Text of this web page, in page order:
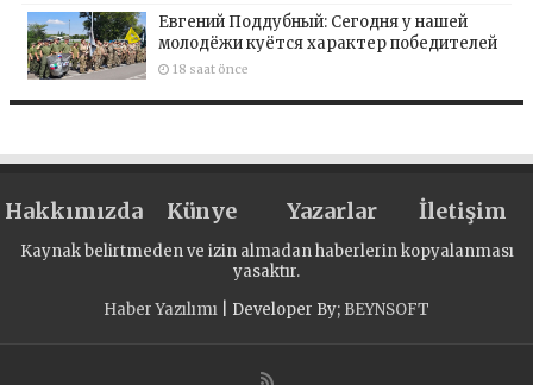
Евгений Поддубный: Сегодня у нашей
молодёжи куётся характер победителей
18 saat önce
Hakkımızda Künye Yazarlar İletişim
Kaynak belirtmeden ve izin almadan haberlerin kopyalanması
yasaktır.
Haber Yazılımı | Developer By; BEYNSOFT